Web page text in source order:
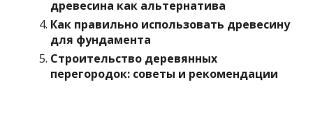
древесина как альтернатива
Как правильно использовать древесину
для фундамента
Строительство деревянных
перегородок: советы и рекомендации